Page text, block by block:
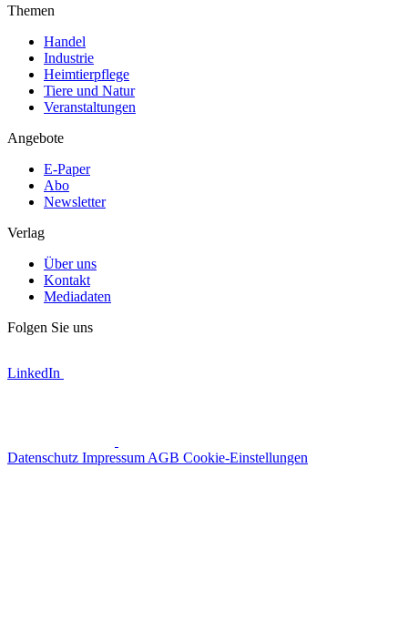
Themen
Handel
Industrie
Heimtierpflege
Tiere und Natur
Veranstaltungen
Angebote
E-Paper
Abo
Newsletter
Verlag
Über uns
Kontakt
Mediadaten
Folgen Sie uns
LinkedIn
Datenschutz Impressum AGB Cookie-Einstellungen